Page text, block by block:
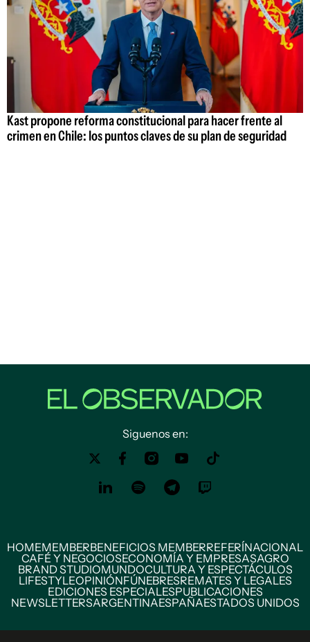
Kast propone reforma constitucional para hacer frente al
crimen en Chile: los puntos claves de su plan de seguridad
Siguenos en:
HOMEMEMBERBENEFICIOS MEMBERREFERÍNACIONAL
CAFÉ Y NEGOCIOSECONOMÍA Y EMPRESASAGRO
BRAND STUDIOMUNDOCULTURA Y ESPECTÁCULOS
LIFESTYLEOPINIÓNFÚNEBRESREMATES Y LEGALES
EDICIONES ESPECIALESPUBLICACIONES
NEWSLETTERSARGENTINAESPAÑAESTADOS UNIDOS